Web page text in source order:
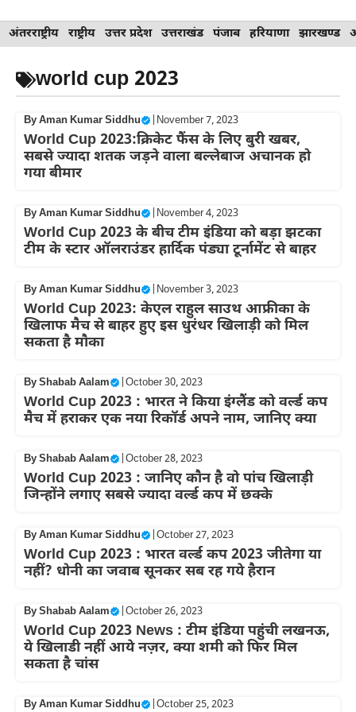
Skip
to
content
अंतरराष्ट्रीय राष्ट्रीय उत्तर प्रदेश उत्तराखंड पंजाब हरियाणा झारखण्ड
world cup 2023
ByAman Kumar Siddhu November 7, 2023
World Cup 2023:क्रिकेट फैंस के लिए बुरी खबर,
सबसे ज्यादा शतक जड़ने वाला बल्लेबाज अचानक हो
गया बीमार
ByAman Kumar Siddhu November 4, 2023
World Cup 2023 के बीच टीम इंडिया को बड़ा झटका
टीम के स्टार ऑलराउंडर हार्दिक पंड्या टूर्नामेंट से बाहर
ByAman Kumar Siddhu November 3, 2023
World Cup 2023: केएल राहुल साउथ आफ्रीका के
खिलाफ मैच से बाहर हुए इस धुरंधर खिलाड़ी को मिल
सकता है मौका
ByShabab Aalam October 30, 2023
World Cup 2023 : भारत ने किया इंग्लैंड को वर्ल्ड कप
मैच में हराकर एक नया रिकॉर्ड अपने नाम, जानिए क्या
ByShabab Aalam October 28, 2023
World Cup 2023 : जानिए कौन है वो पांच खिलाड़ी
जिन्होंने लगाए सबसे ज्यादा वर्ल्ड कप में छक्के
ByAman Kumar Siddhu October 27, 2023
World Cup 2023 : भारत वर्ल्ड कप 2023 जीतेगा या
नहीं? धोनी का जवाब सूनकर सब रह गये हैरान
ByShabab Aalam October 26, 2023
World Cup 2023 News : टीम इंडिया पहुंची लखनऊ,
ये खिलाडी नहीं आये नज़र, क्या शमी को फिर मिल
सकता है चांस
ByAman Kumar Siddhu October 25, 2023